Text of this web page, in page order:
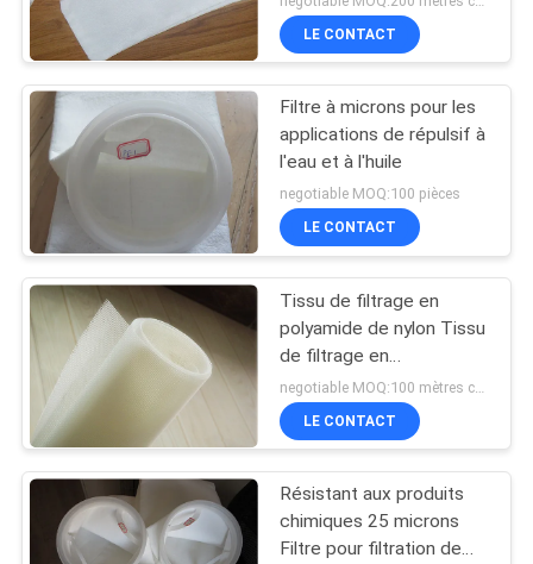
ayant d'excellentes
propriétés antiacides et
LE CONTACT
Filtre à microns pour les
applications de répulsif à
l'eau et à l'huile
negotiable MOQ:100 pièces
LE CONTACT
Tissu de filtrage en
polyamide de nylon Tissu
de filtrage en
monofilament de
polyamide pour le
traitement des minéraux
negotiable MOQ:100 mètres carrés
LE CONTACT
Résistant aux produits
chimiques 25 microns
Filtre pour filtration de